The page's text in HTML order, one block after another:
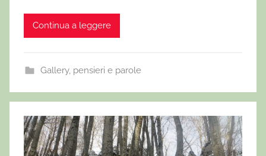
Continua a leggere
Gallery, pensieri e parole